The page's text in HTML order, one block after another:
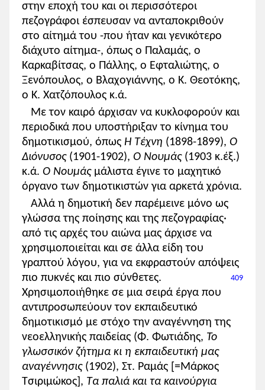
στην εποχή του και οι περισσότεροι
πεζογράφοι έσπευσαν να ανταποκριθούν
στο αίτημά του -που ήταν και γενικότερο
διάχυτο αίτημα-, όπως ο Παλαμάς, ο
Καρκαβίτσας, ο Πάλλης, ο Εφταλιώτης, ο
Ξενόπουλος, ο Βλαχογιάννης, ο Κ. Θεοτόκης,
ο Κ. Χατζόπουλος κ.ά.
Με τον καιρό άρχισαν να κυκλοφορούν και
περιοδικά που υποστήριξαν το κίνημα του
δημοτικισμού, όπως Η Τέχνη (1898-1899), Ο
Διόνυσος (1901-1902), Ο Νουμάς(1903 κ.έξ.)
κ.ά. Ο Νουμάςμάλιστα έγινε το μαχητικό
όργανο των δημοτικιστών για αρκετά χρόνια.
Αλλά η δημοτική δεν παρέμεινε μόνο ως
γλώσσα της ποίησης και της πεζογραφίας·
από τις αρχές του αιώνα μας άρχισε να
χρησιμοποιείται και σε άλλα είδη του
γραπτού λόγου, για να εκφραστούν απόψεις
409
πιο πυκνές και πιο σύνθετες.
Χρησιμοποιήθηκε σε μια σειρά έργα που
αντιπροσωπεύουν τον εκπαιδευτικό
δημοτικισμό με στόχο την αναγέννηση της
νεοελληνικής παιδείας (Φ. Φωτιάδης, Το
γλωσσικόν ζήτημα κι η εκπαιδευτική μας
αναγέννησις(1902), Στ. Ραμάς [=Μάρκος
Τσιριμώκος], Τα παλιά και τα καινούργια